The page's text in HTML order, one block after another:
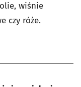
wiśnie
czy róże.